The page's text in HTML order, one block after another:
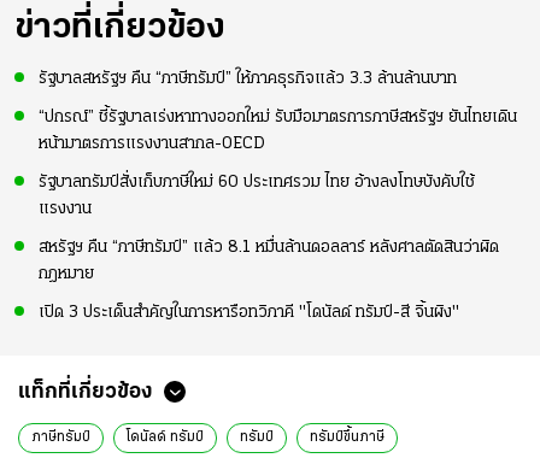
ข่าวที่เกี่ยวข้อง
รัฐบาลสหรัฐฯ คืน “ภาษีทรัมป์” ให้ภาคธุรกิจแล้ว 3.3 ล้านล้านบาท
“ปกรณ์” ชี้รัฐบาลเร่งหาทางออกใหม่ รับมือมาตรการภาษีสหรัฐฯ ยันไทยเดิน
หน้ามาตรการแรงงานสากล-OECD
รัฐบาลทรัมป์สั่งเก็บภาษีใหม่ 60 ประเทศรวม ไทย อ้างลงโทษบังคับใช้
แรงงาน
สหรัฐฯ คืน “ภาษีทรัมป์” แล้ว 8.1 หมื่นล้านดอลลาร์ หลังศาลตัดสินว่าผิด
กฎหมาย
เปิด 3 ประเด็นสำคัญในการหารือทวิภาคี "โดนัลด์ ทรัมป์-สี จิ้นผิง"
แท็กที่เกี่ยวข้อง
ภาษีทรัมป์ โดนัลด์ ทรัมป์ ทรัมป์ ทรัมป์ขึ้นภาษี